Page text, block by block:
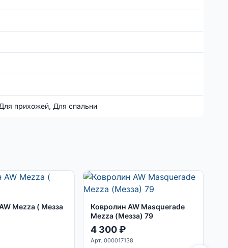
прихожей, Для спальни
Mezza ( Мезза
Ковролин AW Masquerade
Mezza (Мезза) 79
4 300₽
Арт. 000017138